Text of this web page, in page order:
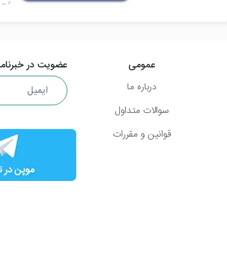
عضویت در
عمومی
درباره ما
سوالات متداول
قوانین و مقررات